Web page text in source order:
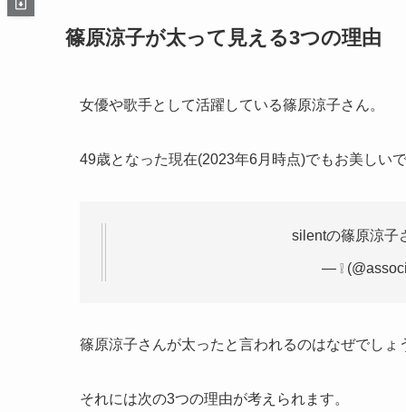
篠原涼子が太って見える3つの理由
女優や歌手として活躍している篠原涼子さん。
49歳となった現在(2023年6月時点)でもお美しい
silentの篠原涼子
— ❕
篠原涼子さんが太ったと言われるのはなぜでしょ
それには次の3つの理由が考えられます。